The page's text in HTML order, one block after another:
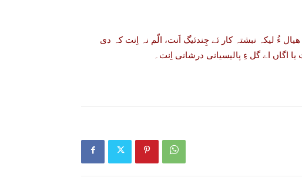
ءُ لیکہ نبشتہ کار ئے جِندئیگ اَنت، الّم نہ اِنت کہ دی
اگاں اے گل ءِ پالیسیانی درشانی اِنت۔